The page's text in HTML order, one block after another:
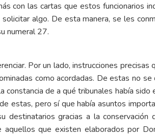
con las cartas que estos funcionarios
algo. De esta manera, se les
numeral 27.
Por un lado, instrucciones
como acordadas. De estas no
de a qué tribunales había sido
estas, pero sí que había asuntos
destinatarios gracias a la
aquellos que existen elaborados por